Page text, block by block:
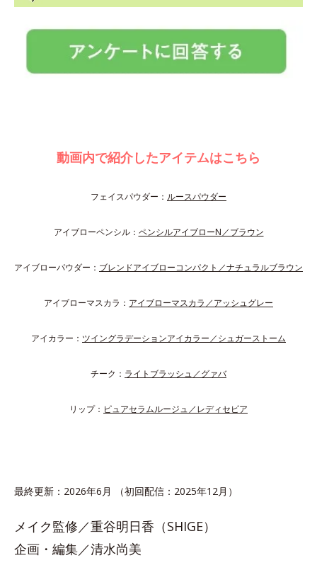
動画内で紹介したアイテムはこちら
フェイスパウダー： ルースパウダー
アイブローペンシル： ペンシルアイブローN／ブラウン
アイブローパウダー： ブレンドアイブローコンパクト／ナチュラルブラウン
アイブローマスカラ： アイブローマスカラ／アッシュグレー
アイカラー： ツイングラデーションアイカラー／シュガーストーム
チーク： ライトブラッシュ／グァバ
リップ： ピュアセラムルージュ／レディセピア
最終更新：2026年6月 （初回配信：2025年12月）
メイク監修／重谷明日香（SHIGE）
企画・編集／清水尚美